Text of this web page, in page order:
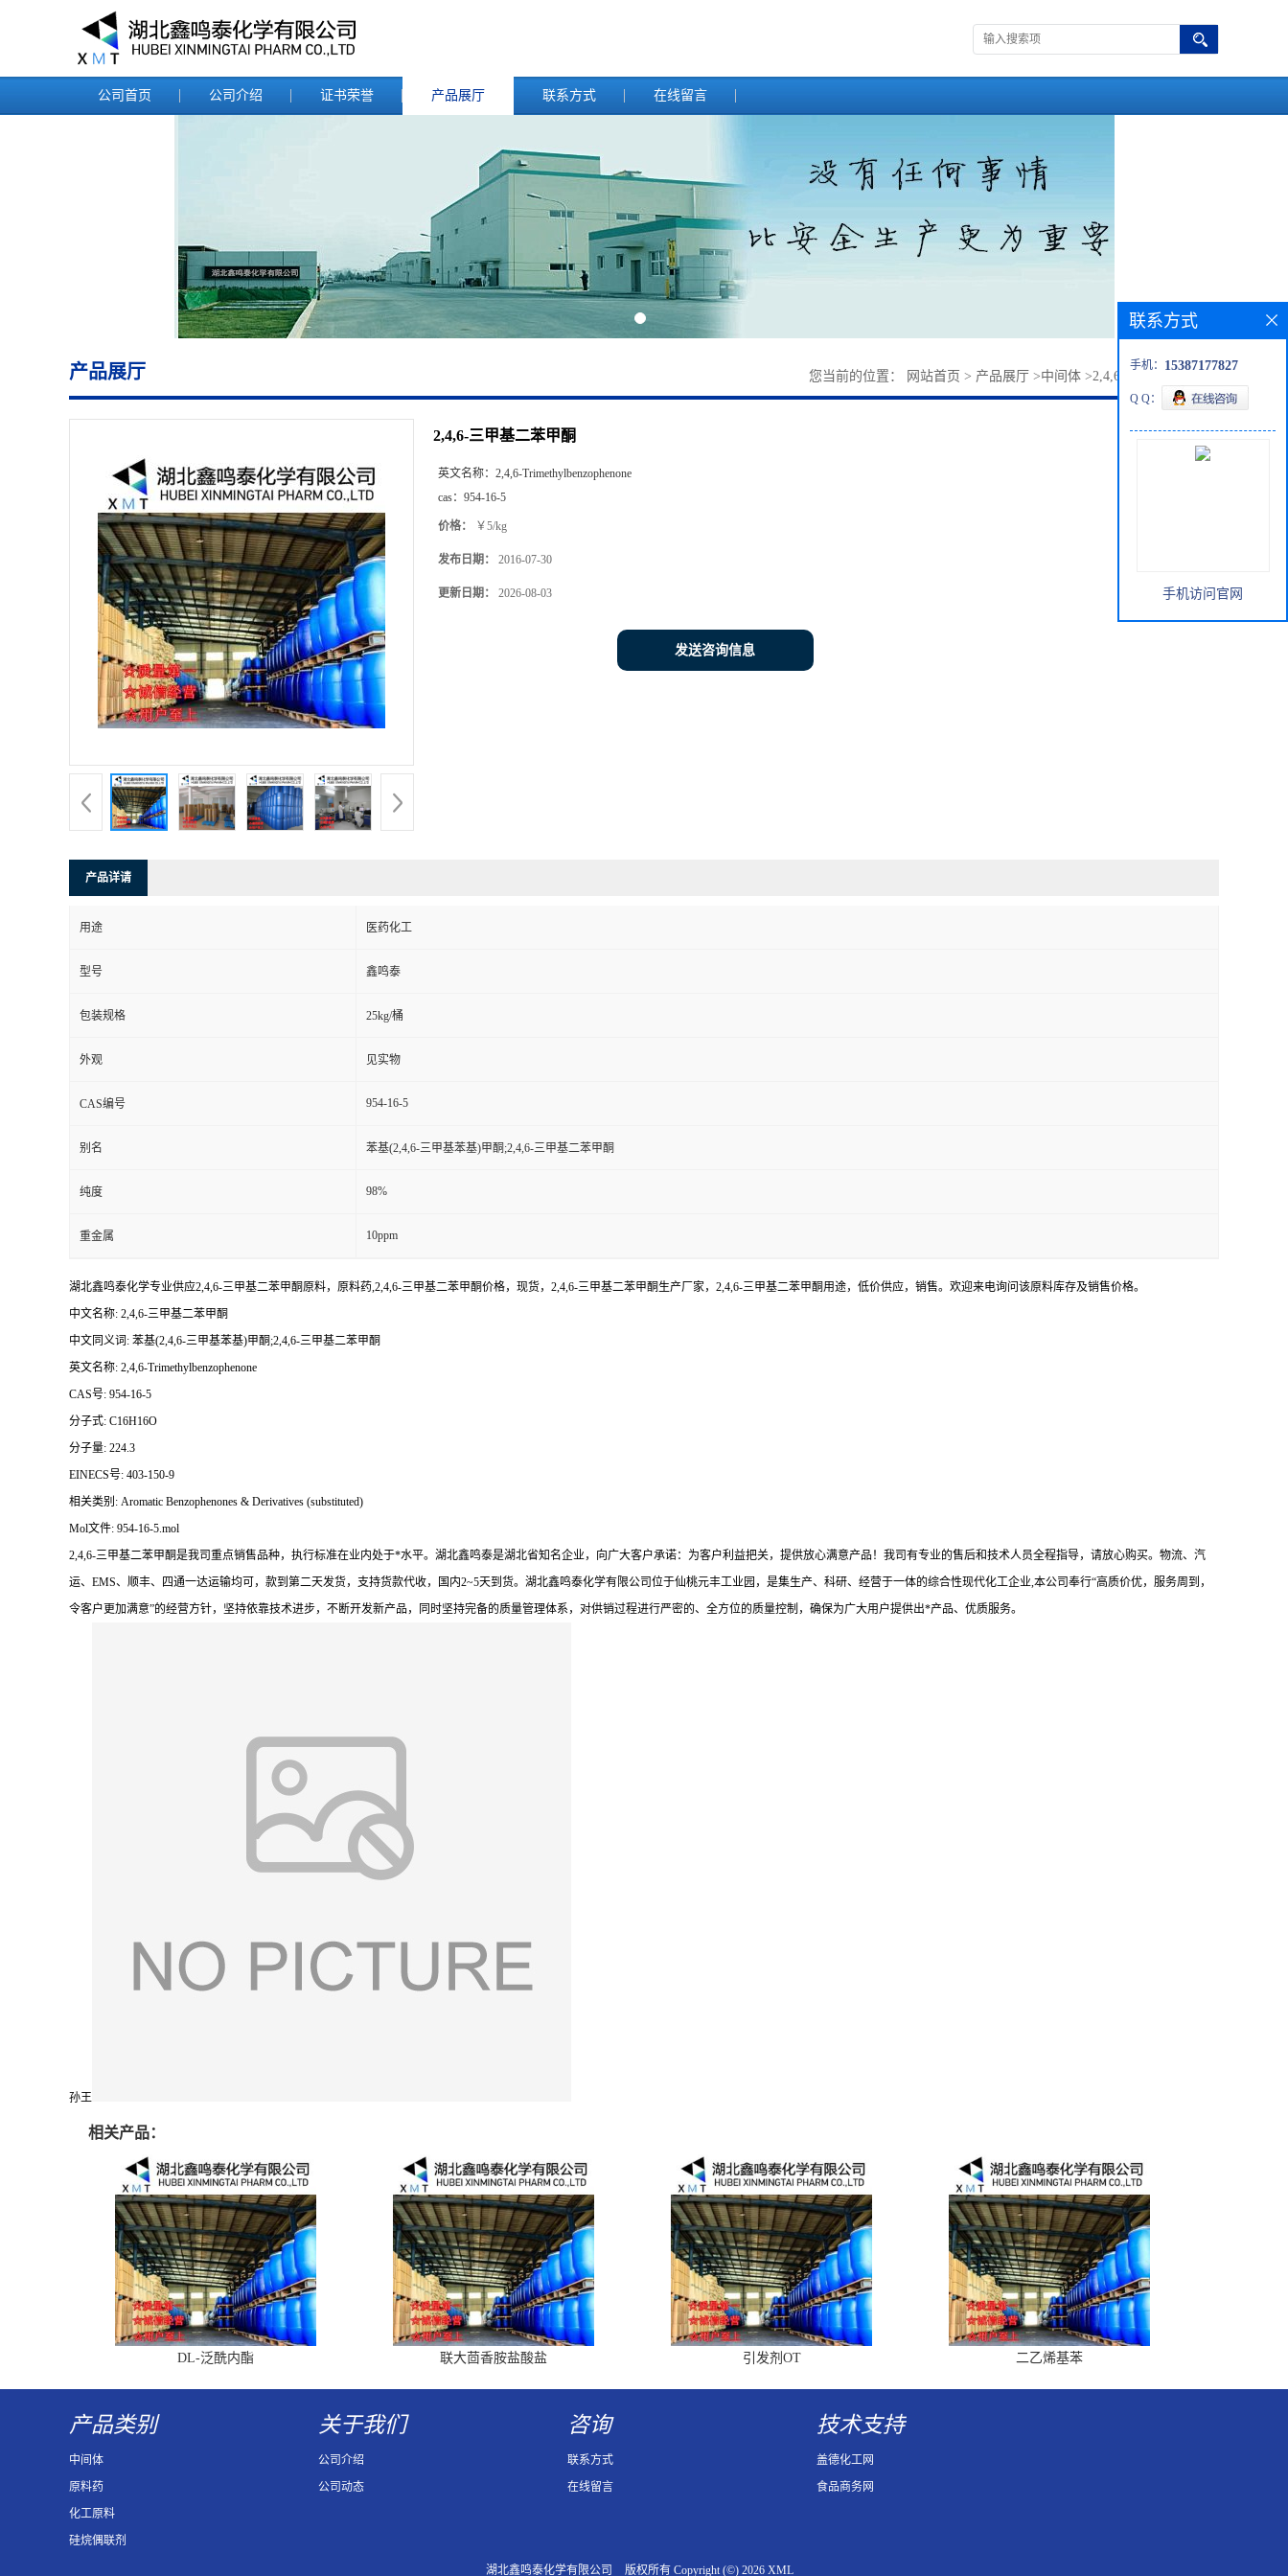
公司首页 公司介绍 证书荣誉 产品展厅 联系方式 在线留言
产品展厅 您当前的位置： 网站首页 > 产品展厅 >中间体 >2,4,6-三甲基二苯甲酮
2,4,6-三甲基二苯甲酮
英文名称： 2,4,6-Trimethylbenzophenone
cas： 954-16-5
价格： ￥5/kg
发布日期： 2016-07-30
更新日期： 2026-08-03
发送咨询信息
产品详请
用途 医药化工
型号 鑫鸣泰
包装规格 25kg/桶
外观 见实物
CAS编号 954-16-5
别名 苯基(2,4,6-三甲基苯基)甲酮;2,4,6-三甲基二苯甲酮
纯度 98%
重金属 10ppm
湖北鑫鸣泰化学专业供应2,4,6-三甲基二苯甲酮原料，原料药,2,4,6-三甲基二苯甲酮价格，现货，2,4,6-三甲基二苯甲酮生产厂家，2,4,6-三甲基二苯甲酮用途，低价供应，销售。欢迎来电询问该原料库存及销售价格。
中文名称: 2,4,6-三甲基二苯甲酮
中文同义词: 苯基(2,4,6-三甲基苯基)甲酮;2,4,6-三甲基二苯甲酮
英文名称: 2,4,6-Trimethylbenzophenone
CAS号: 954-16-5
分子式: C16H16O
分子量: 224.3
EINECS号: 403-150-9
相关类别: Aromatic Benzophenones & Derivatives (substituted)
Mol文件: 954-16-5.mol
2,4,6-三甲基二苯甲酮是我司重点销售品种，执行标准在业内处于*水平。湖北鑫鸣泰是湖北省知名企业，向广大客户承诺：为客户利益把关，提供放心满意产品！我司有专业的售后和技术人员全程指导，请放心购买。物流、汽
运、EMS、顺丰、四通一达运输均可，款到第二天发货，支持货款代收，国内2~5天到货。湖北鑫鸣泰化学有限公司位于仙桃元丰工业园，是集生产、科研、经营于一体的综合性现代化工企业,本公司奉行“高质价优，服务周到，
令客户更加满意”的经营方针，坚持依靠技术进步，不断开发新产品，同时坚持完备的质量管理体系，对供销过程进行严密的、全方位的质量控制，确保为广大用户提供出*产品、优质服务。
孙王
相关产品：
DL-泛酰内酯 联大茴香胺盐酸盐 引发剂OT 二乙烯基苯
联系方式
手机： 15387177827
Q Q：
手机访问官网
产品类别
中间体
原料药
化工原料
硅烷偶联剂
关于我们
公司介绍
公司动态
咨询
联系方式
在线留言
技术支持
盖德化工网
食品商务网
湖北鑫鸣泰化学有限公司 版权所有 Copyright (©) 2026 XML